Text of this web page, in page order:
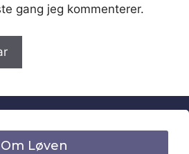
gang jeg kommenterer.
Om Løven